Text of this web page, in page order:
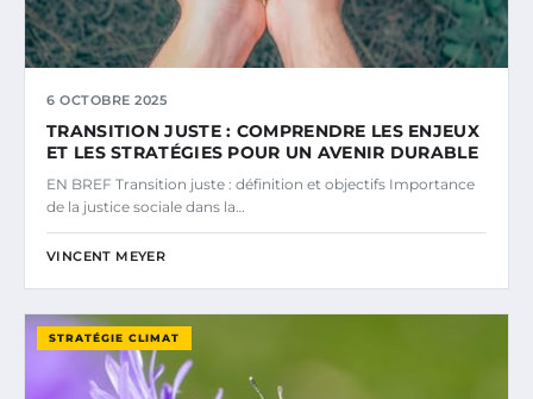
6 OCTOBRE 2025
TRANSITION JUSTE : COMPRENDRE LES ENJEUX
ET LES STRATÉGIES POUR UN AVENIR DURABLE
EN BREF Transition juste : définition et objectifs Importance
de la justice sociale dans la…
VINCENT MEYER
STRATÉGIE CLIMAT